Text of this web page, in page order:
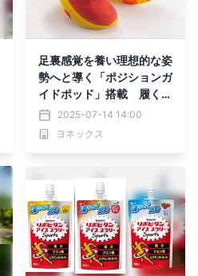
足裏感覚を養い理想的な姿
勢へと導く「ポジションガ
イドポッド」搭載 履くだ
けでフットワーク向上へ導
く新感覚シューズ 「PRI
ME TRAINER（プライム
8月下旬より発売
2025-07-14 14:00
ヨネックス